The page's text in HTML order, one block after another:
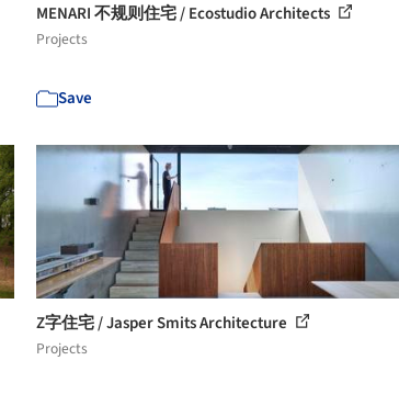
MENARI 不规则住宅 / Ecostudio Architects
Projects
Save
Z字住宅 / Jasper Smits Architecture
Projects